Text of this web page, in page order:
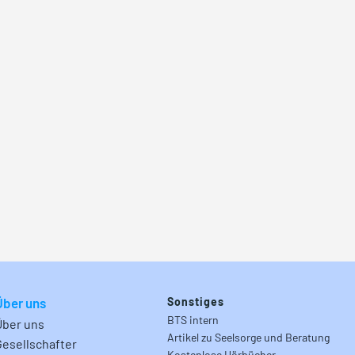
uns
uns
Sonstiges
BTS intern
Artikel zu Seelsorge und Beratung